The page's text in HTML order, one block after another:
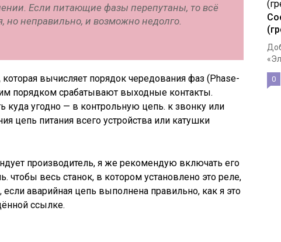
Если питающие фазы перепутаны, то всё
но неправильно, и возможно недолго.
вычисляет порядок чередования фаз (Phase-
порядком срабатывают выходные контакты.
куда угодно — в контрольную цепь. к звонку или
цепь питания всего устройства или катушки
производитель, я же рекомендую включать его
чтобы весь станок, в котором установлено это реле,
если аварийная цепь выполнена правильно, как я это
ссылке.
0